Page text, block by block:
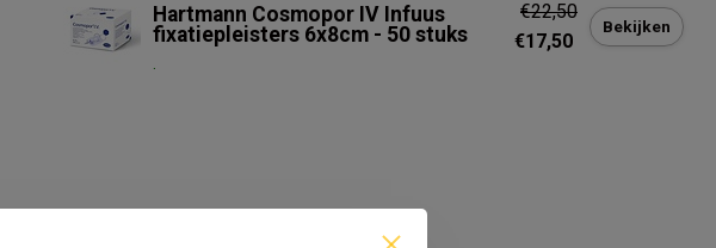
Hartmann Cosmopor IV Infuus
fixatiepleisters 6x8cm - 50 stuks
.
€22,50
€17,50
Bekijken